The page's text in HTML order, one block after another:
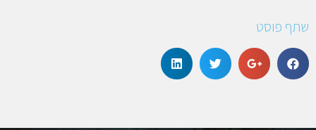
שתף פוסט